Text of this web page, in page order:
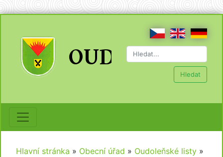
Hledat
Hlavní stránka » Obecní úřad » Oudoleňské listy »